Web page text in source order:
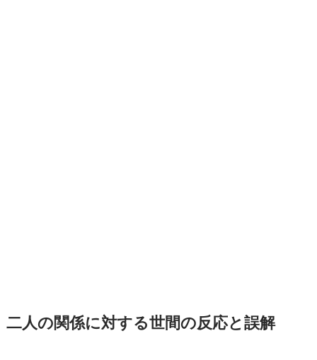
二人の関係に対する世間の反応と誤解